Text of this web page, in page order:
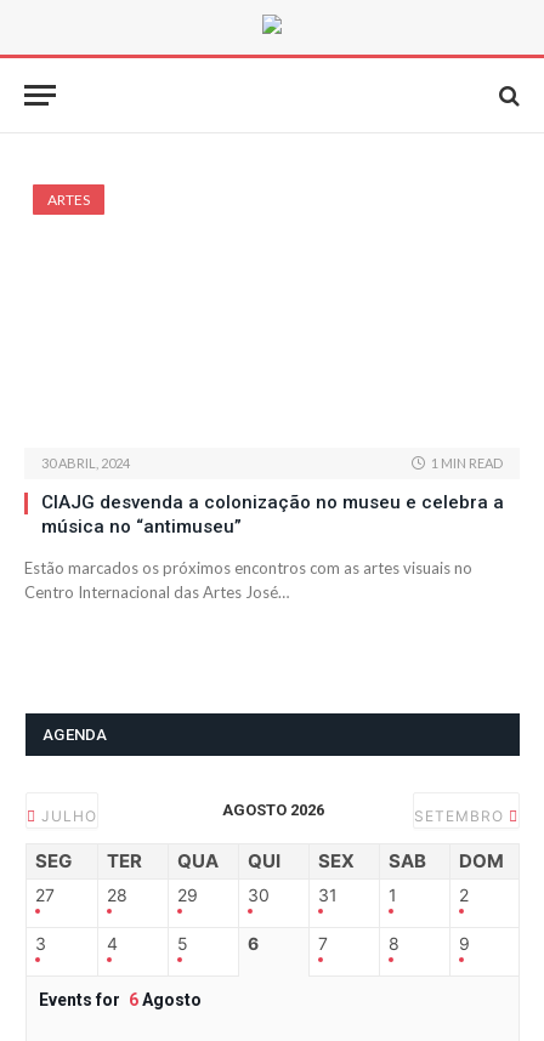
ARTES
30 ABRIL, 2024 1 MIN READ
CIAJG desvenda a colonização no museu e celebra a
música no “antimuseu”
Estão marcados os próximos encontros com as artes visuais no
Centro Internacional das Artes José…
AGENDA
JULHO AGOSTO 2026 SETEMBRO
SEG TER QUA QUI SEX SAB DOM
27 28 29 30 31 1 2
3 4 5 6 7 8 9
Events for 6Agosto